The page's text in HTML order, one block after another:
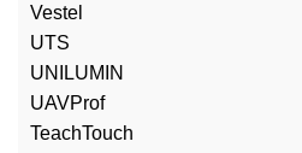
Vestel
UTS
UNILUMIN
UAVProf
TeachTouch